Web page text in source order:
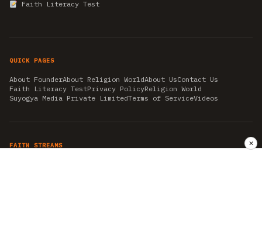
Faith Literacy Test
QUICK PAGES
About FounderAbout Religion WorldAbout UsContact Us
Faith Literacy TestPrivacy PolicyReligion World
Suyogya Media Private LimitedTerms of ServiceVideos
FAITH STREAMS ✕